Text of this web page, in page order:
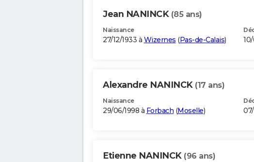
Jean NANINCK (85 ans)
Naissance
27/12/1933 à Wizernes (Pas-de-Calais)
Alexandre NANINCK (17 ans)
Naissance
29/06/1998 à Forbach (Moselle)
Etienne NANINCK (96 ans)